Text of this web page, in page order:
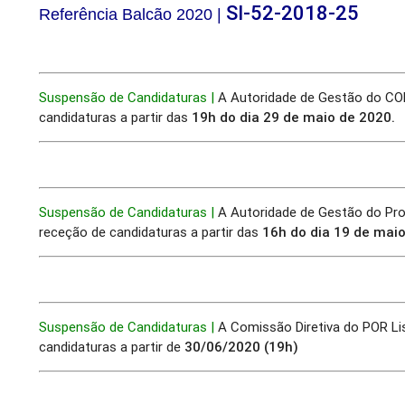
Referência Balcão 2020 | SI-52-2018-25
Suspensão de Candidaturas |A Autoridade de Gestão do
candidaturas a partir das 19h do dia 29 de maio de 2020.
Suspensão de Candidaturas |A Autoridade de Gestão do
receção de candidaturas a partir das 16h do dia 19 de
Suspensão de Candidaturas |A Comissão Diretiva do POR
candidaturas a partir de 30/06/2020 (19h)